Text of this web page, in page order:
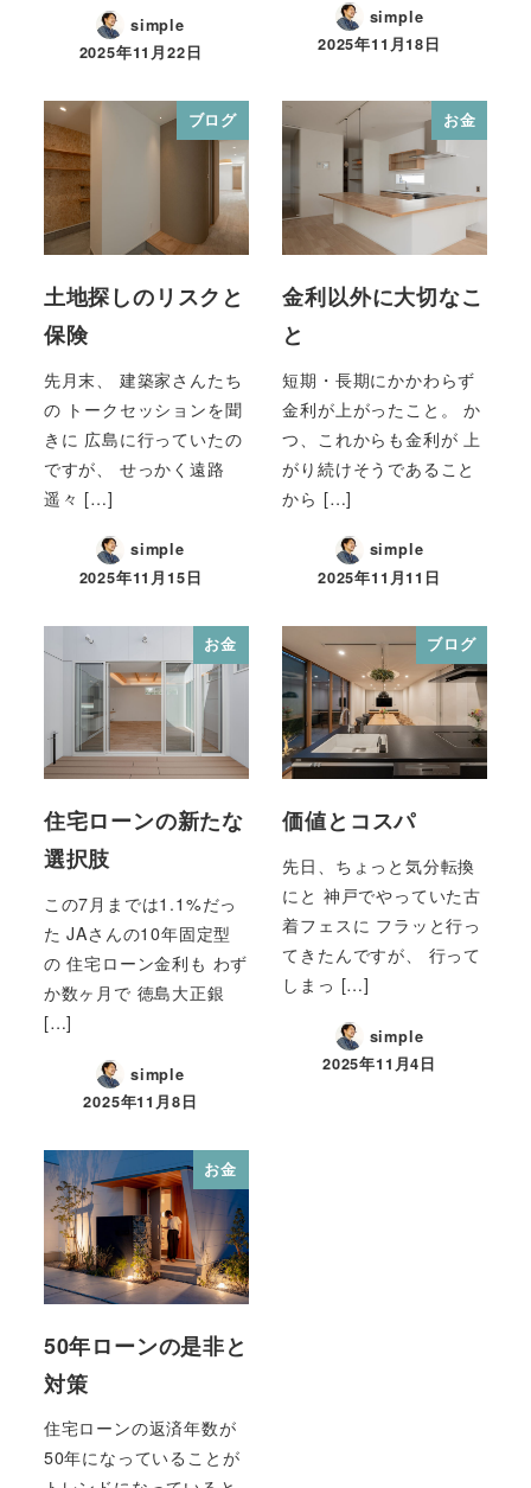
simple
2025年11月22日
simple
2025年11月18日
ブログ
土地探しのリスクと
保険
先月末、 建築家さんたち
の トークセッションを聞
きに 広島に行っていたの
ですが、 せっかく遠路
遥々 […]
simple
2025年11月15日
お金
金利以外に大切なこ
と
短期・長期にかかわらず
金利が上がったこと。 か
つ、これからも金利が 上
がり続けそうであること
から […]
simple
2025年11月11日
お金
住宅ローンの新たな
選択肢
この7月までは1.1%だっ
た JAさんの10年固定型
の 住宅ローン金利も わず
か数ヶ月で 徳島大正銀
[…]
simple
2025年11月8日
ブログ
価値とコスパ
先日、ちょっと気分転換
にと 神戸でやっていた古
着フェスに フラッと行っ
てきたんですが、 行って
しまっ […]
simple
2025年11月4日
お金
50年ローンの是非と
対策
住宅ローンの返済年数が
50年になっていることが